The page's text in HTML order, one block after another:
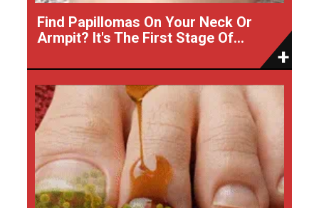
Find Papillomas On Your Neck Or
Armpit? It's The First Stage Of...